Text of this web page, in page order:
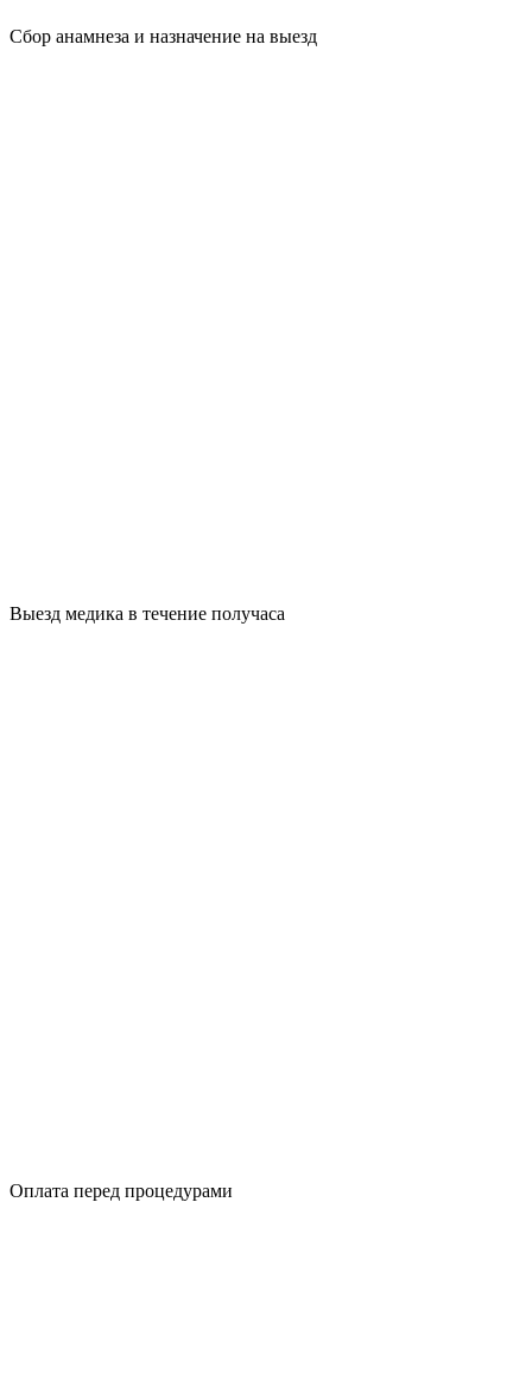
Сбор анамнеза и назначение на выезд
Выезд медика в течение получаса
Оплата перед процедурами